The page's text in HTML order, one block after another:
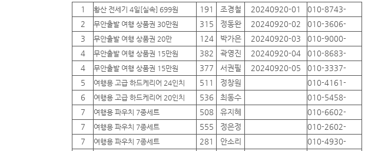
1 황산 전세기 4일[실속] 699원 191 조경철 20240920-01
010-8743-
2
무안출발 여행 상품권 30만원 315 정동완 20240920-02
010-3606-
3
무안출발 여행 상품권 20만 124 박가은 20240920-03
010-9000-
4
무안출발 여행 상품권 15만원 382 곽영진 20240920-04
010-8683-
4
무안출발 여행 상품권 15만원 377 서권필 20240920-05
010-3337-
5
여행용 고급 하드케리어 24인치 511 정창원
010-4161-
6
여행용 고급 하드케리어 20인치 536 최동수
010-5458-
7
여행용 파우치 7종세트 508 유지혜
010-6602-
7
여행용 파우치 7종세트 555 정은정
010-2602-
7
여행용 파우치 7종세트 281 안소리
010-4930-